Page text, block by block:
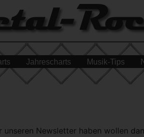
Jahrescharts Musik-Tips
unseren Newsletter haben wollen